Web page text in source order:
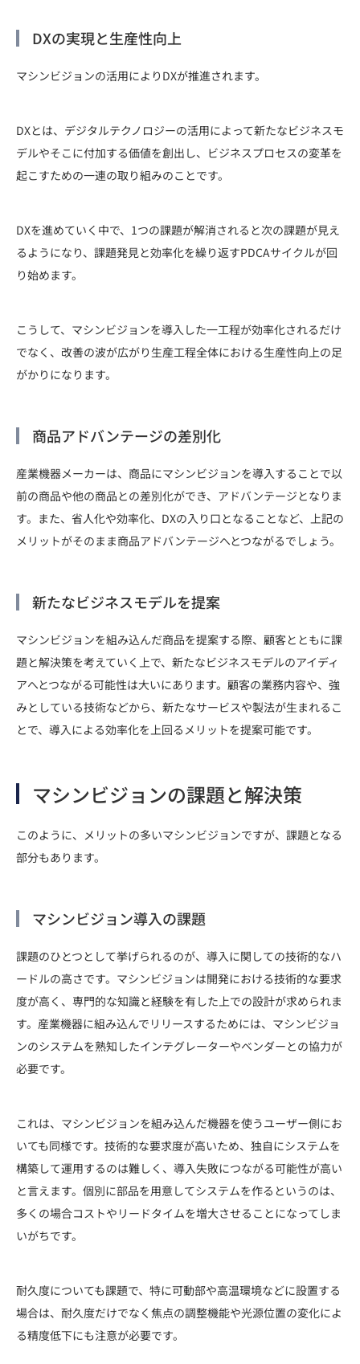
DXの実現と生産性向上
マシンビジョンの活用によりDXが推進されます。
DXとは、デジタルテクノロジーの活用によって新たなビジネスモ
デルやそこに付加する価値を創出し、ビジネスプロセスの変革を
起こすための一連の取り組みのことです。
DXを進めていく中で、1つの課題が解消されると次の課題が見え
るようになり、課題発見と効率化を繰り返すPDCAサイクルが回
り始めます。
こうして、マシンビジョンを導入した一工程が効率化されるだけ
でなく、改善の波が広がり生産工程全体における生産性向上の足
がかりになります。
商品アドバンテージの差別化
産業機器メーカーは、商品にマシンビジョンを導入することで以
前の商品や他の商品との差別化ができ、アドバンテージとなりま
す。また、省人化や効率化、DXの入り口となることなど、上記の
メリットがそのまま商品アドバンテージへとつながるでしょう。
新たなビジネスモデルを提案
マシンビジョンを組み込んだ商品を提案する際、顧客とともに課
題と解決策を考えていく上で、新たなビジネスモデルのアイディ
アへとつながる可能性は大いにあります。顧客の業務内容や、強
みとしている技術などから、新たなサービスや製法が生まれるこ
とで、導入による効率化を上回るメリットを提案可能です。
マシンビジョンの課題と解決策
このように、メリットの多いマシンビジョンですが、課題となる
部分もあります。
マシンビジョン導入の課題
課題のひとつとして挙げられるのが、導入に関しての技術的なハ
ードルの高さです。マシンビジョンは開発における技術的な要求
度が高く、専門的な知識と経験を有した上での設計が求められま
す。産業機器に組み込んでリリースするためには、マシンビジョ
ンのシステムを熟知したインテグレーターやベンダーとの協力が
必要です。
これは、マシンビジョンを組み込んだ機器を使うユーザー側にお
いても同様です。技術的な要求度が高いため、独自にシステムを
構築して運用するのは難しく、導入失敗につながる可能性が高い
と言えます。個別に部品を用意してシステムを作るというのは、
多くの場合コストやリードタイムを増大させることになってしま
いがちです。
耐久度についても課題で、特に可動部や高温環境などに設置する
場合は、耐久度だけでなく焦点の調整機能や光源位置の変化によ
る精度低下にも注意が必要です。